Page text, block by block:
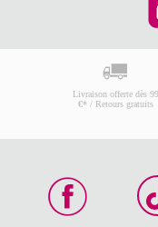
Livraison offerte dès 99
€* / Retours gratuits